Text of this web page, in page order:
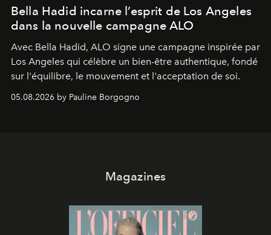
Bella Hadid incarne l’esprit de Los Angeles
dans la nouvelle campagne ALO
Avec Bella Hadid, ALO signe une campagne inspirée par
Los Angeles qui célèbre un bien-être authentique, fondé
sur l'équilibre, le mouvement et l'acceptation de soi.
05.08.2026 by Pauline Borgogno
Magazines